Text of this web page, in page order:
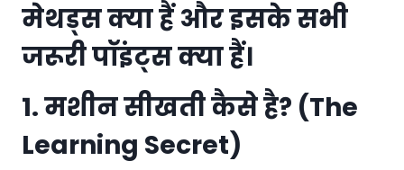
मेथड्सक्या हैं और इसकेसभी
जरूरी पॉइंट्सक्या हैं।
1. मशीन सीखती कैसे है? (The
Learning Secret)